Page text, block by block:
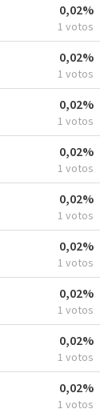
0,02%
1 votos
0,02%
1 votos
0,02%
1 votos
0,02%
1 votos
0,02%
1 votos
0,02%
1 votos
0,02%
1 votos
0,02%
1 votos
0,02%
1 votos